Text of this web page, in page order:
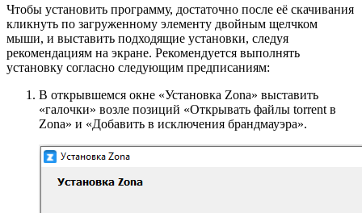
Чтобы установить программу, достаточно после её скачивания
кликнуть по загруженному элементу двойным щелчком
мыши, и выставить подходящие установки, следуя
рекомендациям на экране. Рекомендуется выполнять
установку согласно следующим предписаниям:
В открывшемся окне «Установка Zona» выставить
«галочки» возле позиций «Открывать файлы torrent в
Zona» и «Добавить в исключения брандмауэра».